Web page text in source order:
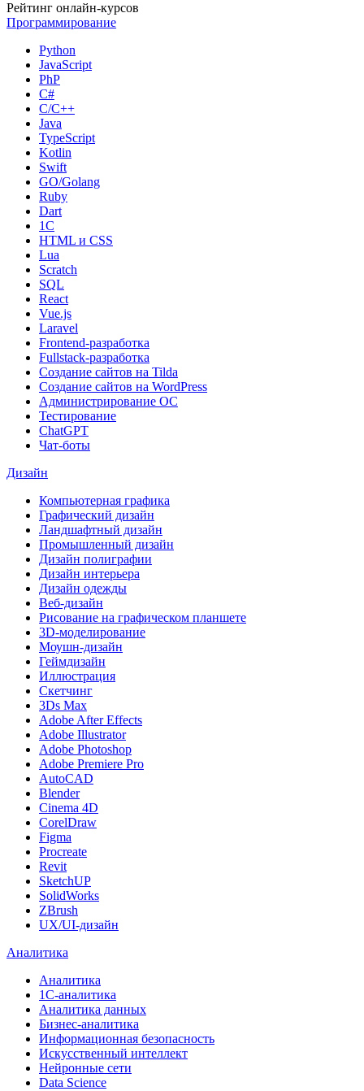
Рейтинг онлайн-курсов
Программирование
Python
JavaScript
PhP
C#
С/C++
Java
TypeScript
Kotlin
Swift
GO/Golang
Ruby
Dart
1С
HTML и CSS
Lua
Scratch
SQL
React
Vue.js
Laravel
Frontend-разработка
Fullstack-разработка
Создание сайтов на Tilda
Создание сайтов на WordPress
Администрирование ОС
Тестирование
ChatGPT
Чат-боты
Дизайн
Компьютерная графика
Графический дизайн
Ландшафтный дизайн
Промышленный дизайн
Дизайн полиграфии
Дизайн интерьера
Дизайн одежды
Веб-дизайн
Рисование на графическом планшете
3D-моделирование
Моушн-дизайн
Геймдизайн
Иллюстрация
Скетчинг
3Ds Max
Adobe After Effects
Adobe Illustrator
Adobe Photoshop
Adobe Premiere Pro
AutoCAD
Blender
Cinema 4D
CorelDraw
Figma
Procreate
Revit
SketchUP
SolidWorks
ZBrush
UX/UI-дизайн
Аналитика
Аналитика
1С-аналитика
Аналитика данных
Бизнес-аналитика
Информационная безопасность
Искусственный интеллект
Нейронные сети
Data Science